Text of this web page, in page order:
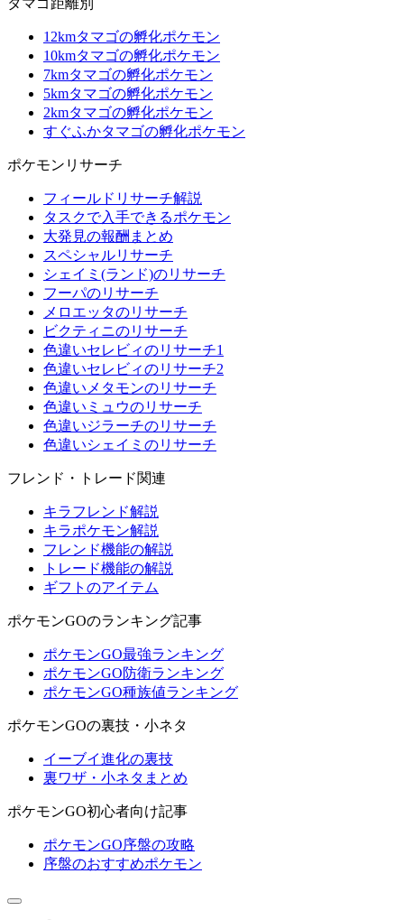
タマゴ距離別
12kmタマゴの孵化ポケモン
10kmタマゴの孵化ポケモン
7kmタマゴの孵化ポケモン
5kmタマゴの孵化ポケモン
2kmタマゴの孵化ポケモン
すぐふかタマゴの孵化ポケモン
ポケモンリサーチ
フィールドリサーチ解説
タスクで入手できるポケモン
大発見の報酬まとめ
スペシャルリサーチ
シェイミ(ランド)のリサーチ
フーパのリサーチ
メロエッタのリサーチ
ビクティニのリサーチ
色違いセレビィのリサーチ1
色違いセレビィのリサーチ2
色違いメタモンのリサーチ
色違いミュウのリサーチ
色違いジラーチのリサーチ
色違いシェイミのリサーチ
フレンド・トレード関連
キラフレンド解説
キラポケモン解説
フレンド機能の解説
トレード機能の解説
ギフトのアイテム
ポケモンGOのランキング記事
ポケモンGO最強ランキング
ポケモンGO防衛ランキング
ポケモンGO種族値ランキング
ポケモンGOの裏技・小ネタ
イーブイ進化の裏技
裏ワザ・小ネタまとめ
ポケモンGO初心者向け記事
ポケモンGO序盤の攻略
序盤のおすすめポケモン